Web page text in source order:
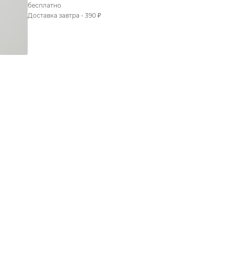
бесплатно
Доставка завтра - 390 ₽